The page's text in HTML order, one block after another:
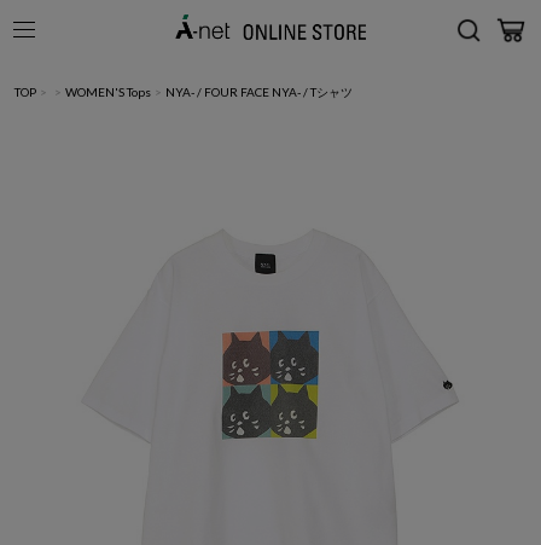
TOP > > WOMEN'S Tops > NYA- / FOUR FACE NYA- / Tシャツ